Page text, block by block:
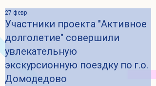
Участники проекта "Активное
долголетие" совершили
увлекательную
экскурсионную поездку по г.о.
Домодедово
27 февр.